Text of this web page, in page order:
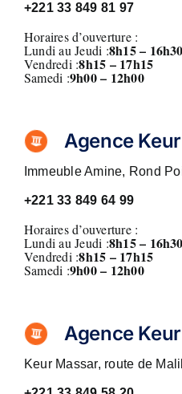
+221 33 849 81 97
Horaires d’ouverture :
Lundi au Jeudi :8h15 – 16h30
Vendredi :8h15 – 17h15
Samedi :9h00 – 12h00
Agence
Immeuble Amine, Rond
+221 33 849 64 99
Horaires d’ouverture :
Lundi au Jeudi :8h15 – 16h30
Vendredi :8h15 – 17h15
Samedi :9h00 – 12h00
Agence
Keur Massar, route de